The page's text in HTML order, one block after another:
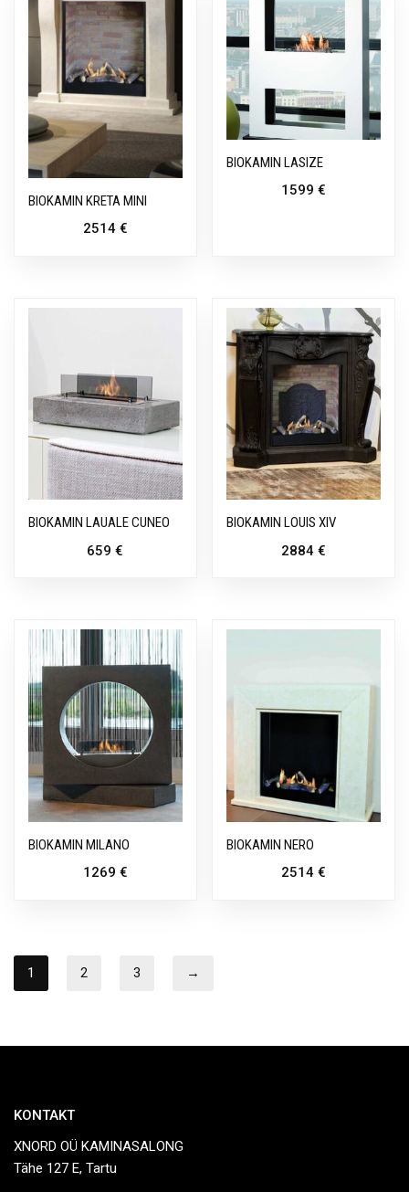
BIOKAMIN KRETA MINI
2514 €
BIOKAMIN LASIZE
1599€
BIOKAMIN LAUALE CUNEO
659€
BIOKAMIN LOUIS XIV
2884€
BIOKAMIN MILANO
1269 €
BIOKAMIN NERO
2514€
1 2 3 →
KONTAKT
XNORD OÜ KAMINASALONG
Tähe 127 E, Tartu